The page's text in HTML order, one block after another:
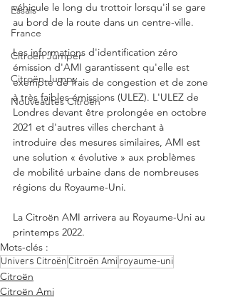
Essais
France
Citroën Jumper
Citroën Jumpy
Nouveautés Citroën
véhicule le long du trottoir lorsqu'il se gare
au bord de la route dans un centre-ville.
Les informations d'identification zéro
émission d'AMI garantissent qu'elle est
exempte de frais de congestion et de zone
à très faibles émissions (ULEZ). L'ULEZ de
Londres devant être prolongée en octobre
2021 et d'autres villes cherchant à
introduire des mesures similaires, AMI est
une solution « évolutive » aux problèmes
de mobilité urbaine dans de nombreuses
régions du Royaume-Uni.
La Citroën AMI arrivera au Royaume-Uni au
printemps 2022.
Mots-clés :
Univers Citroën Citroën Ami royaume-uni
Citroën
Citroën Ami